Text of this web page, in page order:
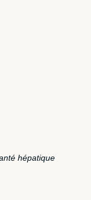
hépatique